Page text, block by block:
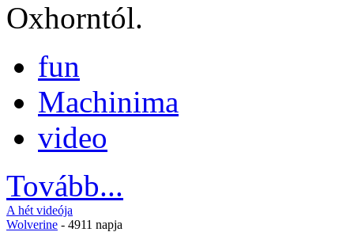
Oxhorntól.
fun
Machinima
video
Tovább...
A hét videója
Wolverine - 4911 napja